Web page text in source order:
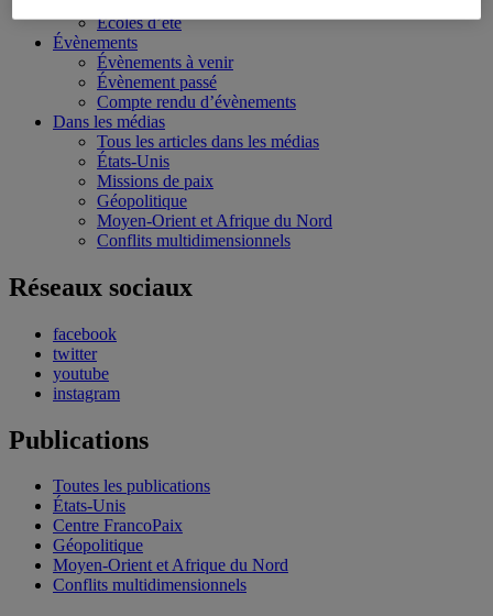
Écoles d’été
Évènements
Évènements à venir
Évènement passé
Compte rendu d’évènements
Dans les médias
Tous les articles dans les médias
États-Unis
Missions de paix
Géopolitique
Moyen-Orient et Afrique du Nord
Conflits multidimensionnels
Réseaux sociaux
facebook
twitter
youtube
instagram
Publications
Toutes les publications
États-Unis
Centre FrancoPaix
Géopolitique
Moyen-Orient et Afrique du Nord
Conflits multidimensionnels